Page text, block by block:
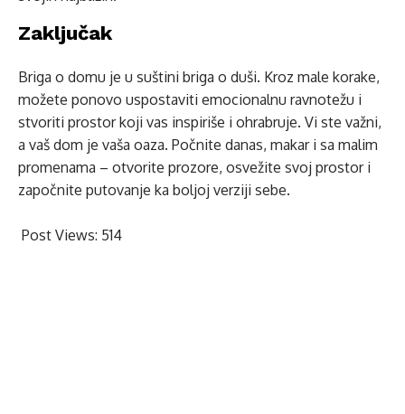
Zaključak
Briga o domu je u suštini briga o duši. Kroz male korake,
možete ponovo uspostaviti emocionalnu ravnotežu i
stvoriti prostor koji vas inspiriše i ohrabruje. Vi ste važni,
a vaš dom je vaša oaza. Počnite danas, makar i sa malim
promenama – otvorite prozore, osvežite svoj prostor i
započnite putovanje ka boljoj verziji sebe.
Post Views: 514